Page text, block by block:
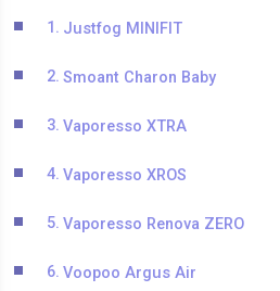
Justfog MINIFIT
Smoant Charon Baby
Vaporesso XTRA
Vaporesso XROS
Vaporesso Renova ZERO
Voopoo Argus Air